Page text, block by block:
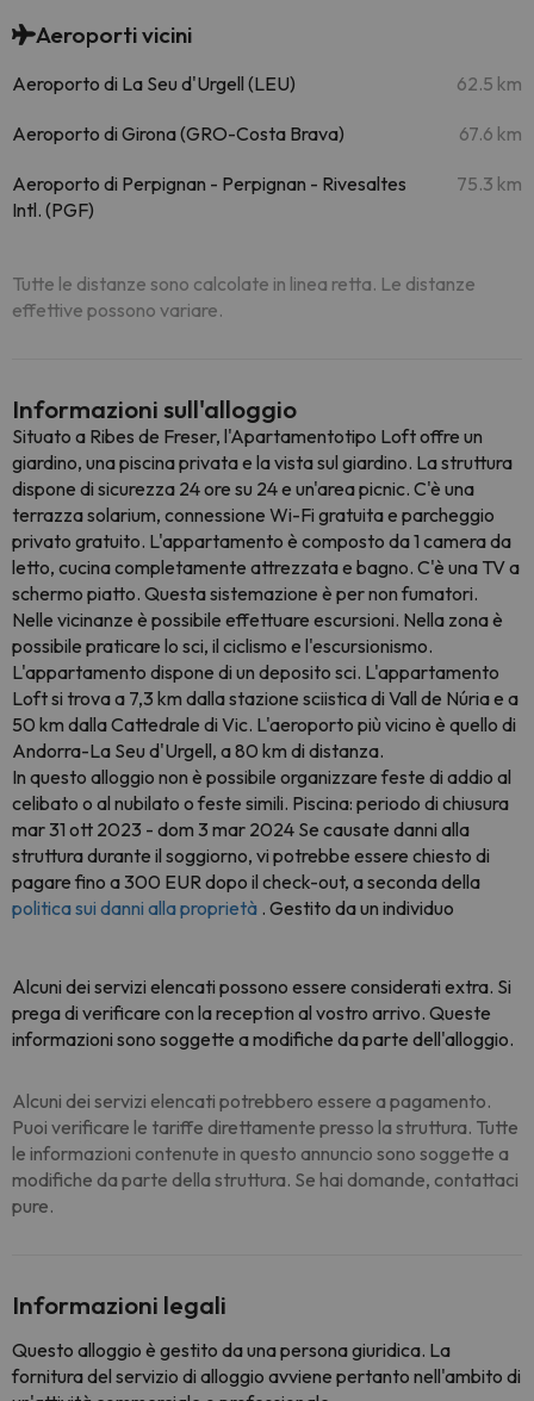
Aeroporti vicini
Aeroporto di La Seu d'Urgell (LEU) 62.5 km
Aeroporto di Girona (GRO-Costa Brava) 67.6 km
Aeroporto di Perpignan - Perpignan - Rivesaltes
Intl. (PGF)
75.3 km
Tutte le distanze sono calcolate in linea retta. Le distanze
effettive possono variare.
Informazioni sull'alloggio
Situato a Ribes de Freser, l'Apartamentotipo Loft offre un
giardino, una piscina privata e la vista sul giardino. La struttura
dispone di sicurezza 24 ore su 24 e un'area picnic. C'è una
terrazza solarium, connessione Wi-Fi gratuita e parcheggio
privato gratuito. L'appartamento è composto da 1 camera da
letto, cucina completamente attrezzata e bagno. C'è una TV a
schermo piatto. Questa sistemazione è per non fumatori.
Nelle vicinanze è possibile effettuare escursioni. Nella zona è
possibile praticare lo sci, il ciclismo e l'escursionismo.
L'appartamento dispone di un deposito sci. L'appartamento
Loft si trova a 7,3 km dalla stazione sciistica di Vall de Núria e a
50 km dalla Cattedrale di Vic. L'aeroporto più vicino è quello di
Andorra-La Seu d'Urgell, a 80 km di distanza.
In questo alloggio non è possibile organizzare feste di addio al
celibato o al nubilato o feste simili. Piscina: periodo di chiusura
mar 31 ott 2023 - dom 3 mar 2024 Se causate danni alla
struttura durante il soggiorno, vi potrebbe essere chiesto di
pagare fino a 300 EUR dopo il check-out, a seconda della
politica sui danni alla proprietà . Gestito da un individuo
Alcuni dei servizi elencati possono essere considerati extra. Si
prega di verificare con la reception al vostro arrivo. Queste
informazioni sono soggette a modifiche da parte dell'alloggio.
Alcuni dei servizi elencati potrebbero essere a pagamento.
Puoi verificare le tariffe direttamente presso la struttura. Tutte
le informazioni contenute in questo annuncio sono soggette a
modifiche da parte della struttura. Se hai domande, contattaci
pure.
Informazioni legali
Questo alloggio è gestito da una persona giuridica. La
fornitura del servizio di alloggio avviene pertanto nell'ambito di